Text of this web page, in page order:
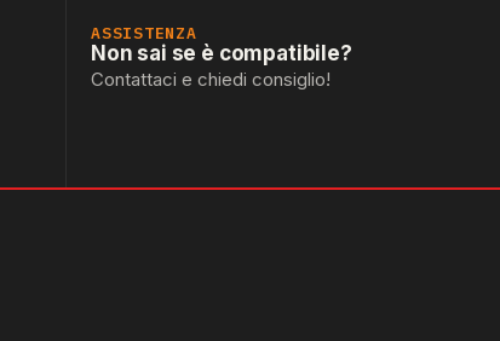
ASSISTENZA
Non sai se è compatibile?
Contattaci e chiedi consiglio!